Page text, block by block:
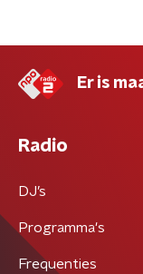
Er is
Radio
DJ’s
Programma's
Frequenties